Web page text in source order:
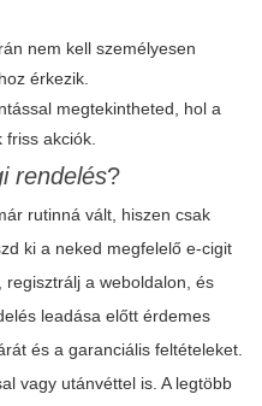
nem kell személyesen
érkezik.
megtekintheted, hol a
friss akciók.
rendelés?
rutinná vált, hiszen csak
ki a neked megfelelő e-cigit
a weboldalon, és
leadása előtt érdemes
és a garanciális feltételeket.
vagy utánvéttel is. A legtöbb